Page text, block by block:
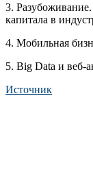
3.
капитала в
4. Мобильная
5. Big Data и веб-
Источник